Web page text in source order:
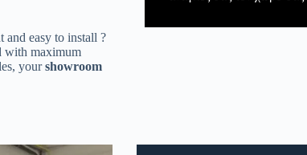
and easy to install ?
with maximum
yourshowroom